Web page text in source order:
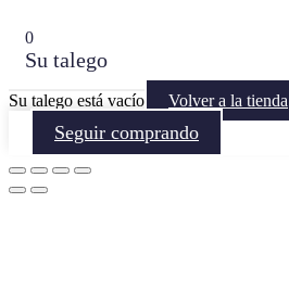
0
Su talego
Su talego está vacío Volver a la tienda
Seguir comprando